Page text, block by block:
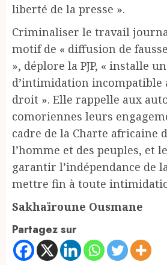
liberté de la presse ».
Criminaliser le travail
motif de « diffusion de
», déplore la PJP, « installe
d’intimidation incompatible
droit ». Elle rappelle aux
comoriennes leurs
cadre de la Charte africaine
l’homme et des peuples, et
garantir l’indépendance de
mettre fin à toute
Sakhaïroune Ousmane
Partagez sur